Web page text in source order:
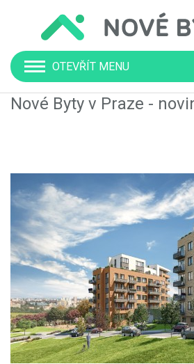
OTEVŘÍT MENU
Nové Byty v Praze -